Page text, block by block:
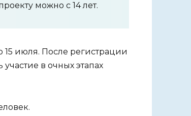
можно с 14 лет.
15 июля. После регистрации
в очных этапах